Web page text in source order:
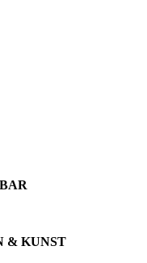
& KUNST